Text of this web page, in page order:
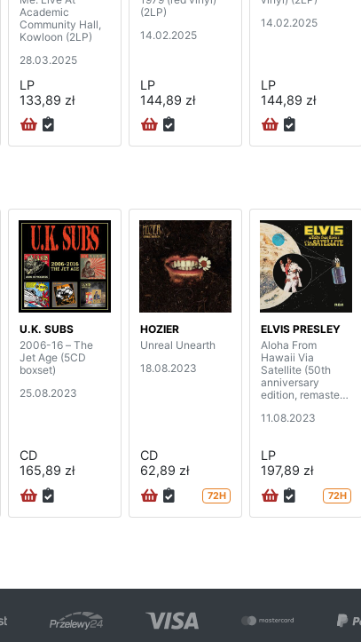
Academic
Community Hall,
Kowloon (2LP)
28.03.2025
LP
133,89 zł
(2LP)
14.02.2025
LP
144,89 zł
14.02.2025
LP
144,89 zł
U.K. SUBS
2006-16 – The
Jet Age (5CD
boxset)
25.08.2023
CD
165,89 zł
HOZIER
Unreal Unearth
18.08.2023
CD
62,89 zł
72H
ELVIS PRESLEY
Aloha From
Hawaii Via
Satellite (50th
anniversary
edition, remaster)
11.08.2023
LP
197,89 zł
72H